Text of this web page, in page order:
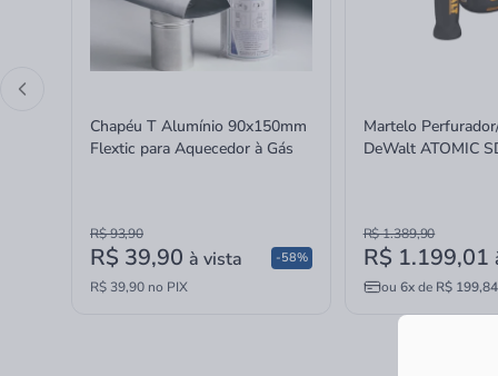
Chapéu T Alumínio 90x150mm
Flextic para Aquecedor à Gás
R$ 93,90
R$ 39,90 à vista
R$ 39,90 no PIX
-58%
Martelo
DeWalt ATOMIC
R$ 1.389,90
R$ 1.199,01
ou 6xde R$ 199,84